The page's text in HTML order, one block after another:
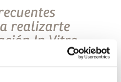
realizarte
In Vitro
tratamiento de fertilidad